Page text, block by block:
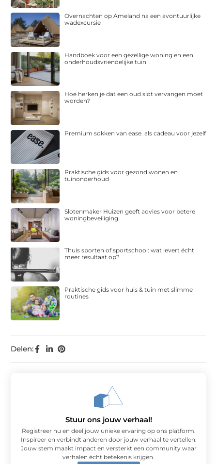
Delen:
Overnachten op Ameland na een avontuurlijke
wadexcursie
Handboek voor een gezellige woning en een
onderhoudsvriendelijke tuin
Hoe herken je dat een oud slot vervangen moet
worden?
Premium sokken van ease. als cadeau voor jezelf
Praktische gids voor gezond wonen en
tuinonderhoud
Slotenmaker Huizen geeft advies voor betere
woningbeveiliging
Thuis sporten of sportschool: wat levert écht
meer resultaat op?
Praktische gids voor huis & tuin met slimme
routines
Stuur ons jouw verhaal!
Registreer nu en deel jouw unieke ervaring op ons platform.
Inspireer en verbindt anderen door jouw verhaal te vertellen.
Jouw stem maakt impact en versterkt een community waar
verhalen écht betekenis krijgen.